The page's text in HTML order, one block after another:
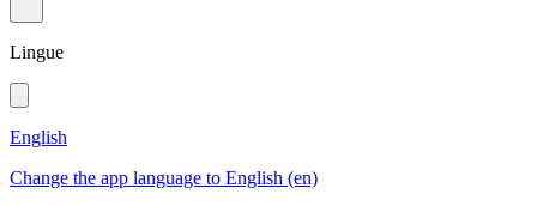
Lingue
English
Change the app language to English (en)